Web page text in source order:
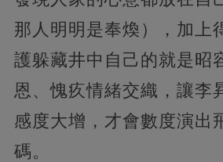
那人明明是奉煥），加上
護躲藏井中自己的就是昭
恩、愧疚情緒交織，讓李
感度大增，才會數度演出
碼。